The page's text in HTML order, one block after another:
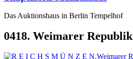
Das Auktionshaus in Berlin Tempelhof
0418. Weimarer Republik